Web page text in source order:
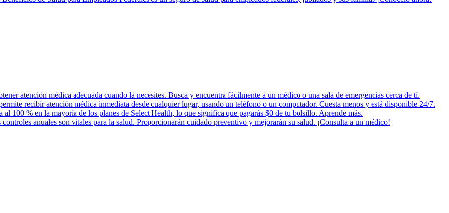
atención médica adecuada cuando la necesites. Busca y encuentra fácilmente a un médico o una sala de emergencias cerca de tí.
recibir atención médica inmediata desde cualquier lugar, usando un teléfono o un computador. Cuesta menos y está disponible 24/7.
al 100 % en la mayoría de los planes de Select Health, lo que significa que pagarás $0 de tu bolsillo. Aprende más.
anuales son vitales para la salud. Proporcionarán cuidado preventivo y mejorarán su salud. ¡Consulta a un médico!